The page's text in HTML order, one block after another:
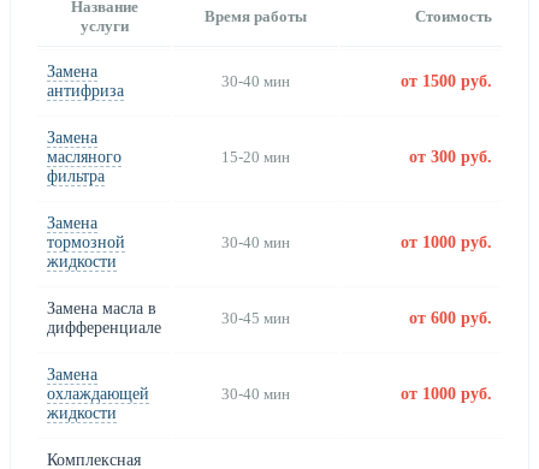
Название
услуги
Время работы Стоимость
Замена
антифриза
30-40 мин от 1500 руб.
Замена
масляного
фильтра
15-20 мин от 300 руб.
Замена
тормозной
жидкости
30-40 мин от 1000 руб.
Замена масла в
дифференциале
30-45 мин от 600 руб.
Замена
охлаждающей
жидкости
30-40 мин от 1000 руб.
Комплексная